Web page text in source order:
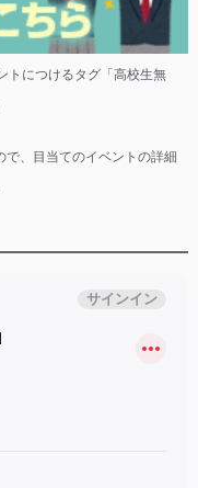
トにつけるタグ「高校生無
、目当てのイベントの詳細